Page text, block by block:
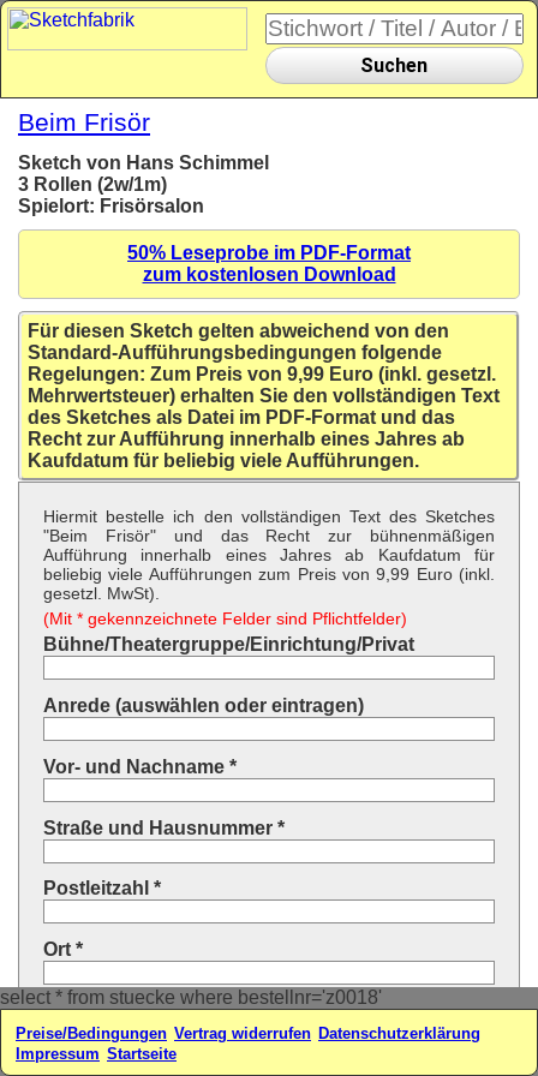
select * from stuecke where bestellnr='z0018'
Suchen
Beim Frisör
Sketch von Hans Schimmel
3 Rollen (2w/1m)
Spielort: Frisörsalon
50% Leseprobe im PDF-Format
zum kostenlosen Download
Für diesen Sketch gelten abweichend von den
Standard-Aufführungsbedingungen folgende
Regelungen: Zum Preis von 9,99 Euro (inkl. gesetzl.
Mehrwertsteuer) erhalten Sie den vollständigen Text
des Sketches als Datei im PDF-Format und das
Recht zur Aufführung innerhalb eines Jahres ab
Kaufdatum für beliebig viele Aufführungen.
Hiermit bestelle ich den vollständigen Text des Sketches
"Beim Frisör" und das Recht zur bühnenmäßigen
Aufführung innerhalb eines Jahres ab Kaufdatum für
beliebig viele Aufführungen zum Preis von 9,99 Euro (inkl.
gesetzl. MwSt).
(Mit * gekennzeichnete Felder sind Pflichtfelder)
Bühne/Theatergruppe/Einrichtung/Privat
Anrede (auswählen oder eintragen)
Vor- und Nachname *
Straße und Hausnummer *
Postleitzahl *
Ort *
Land * (auswählen oder eintragen)
Ihre E-Mail-Adresse*
Preise/Bedingungen Vertrag widerrufen Datenschutzerklärung
Impressum Startseite